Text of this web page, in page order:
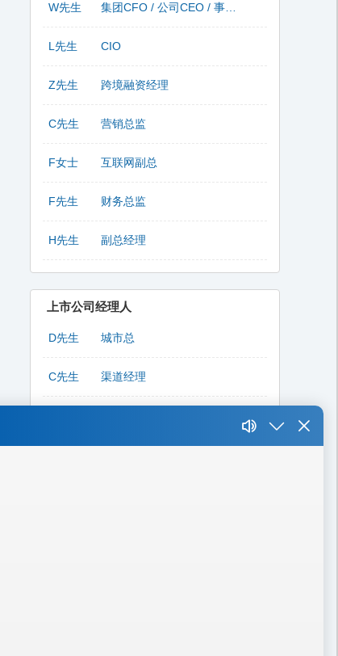
W先生
L先生 CIO
Z先生 跨境融资经理
C先生 营销总监
F女士 互联网副总
F先生 财务总监
H先生 副总经理
上市公司经理人
D先生 城市总
C先生 渠道经理